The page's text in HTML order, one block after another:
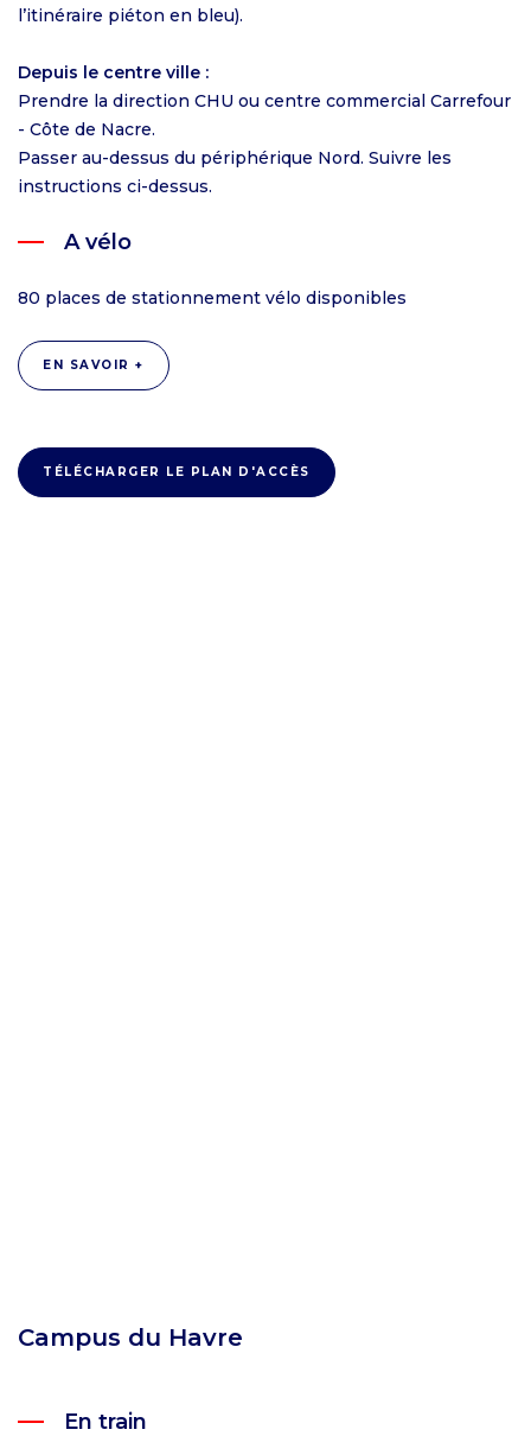
l’itinéraire piéton en bleu).
Depuis le centre ville :
Prendre la direction CHU ou centre commercial Carrefour
- Côte de Nacre.
Passer au-dessus du périphérique Nord. Suivre les
instructions ci-dessus.
A vélo
80 places de stationnement vélo disponibles
EN SAVOIR +
TÉLÉCHARGER LE PLAN D'ACCÈS
Campus du Havre
En train